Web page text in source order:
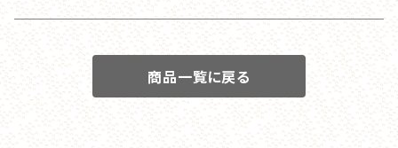
商品一覧に戻る